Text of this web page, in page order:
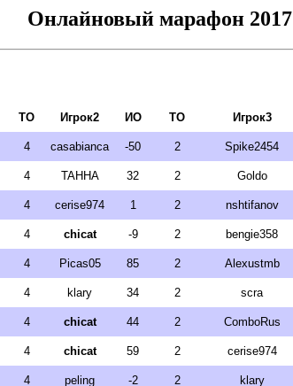
Онлайновый марафон 2017
ТО Игрок2 ИО ТО Игрок3
4 casabianca -50 2 Spike2454
4 TAHHA 32 2 Goldo
4 cerise974 1 2 nshtifanov
4 chicat -9 2 bengie358
4 Picas05 85 2 Alexustmb
4 klary 34 2 scra
4 chicat 44 2 ComboRus
4 chicat 59 2 cerise974
4 peling -2 2 klary